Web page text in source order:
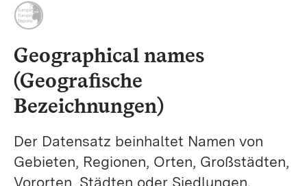
Geographical names
(Geografische
Bezeichnungen)
Der Datensatz beinhaltet Namen von
Gebieten, Regionen, Orten, Großstädten,
Vororten, Städten oder Siedlungen.